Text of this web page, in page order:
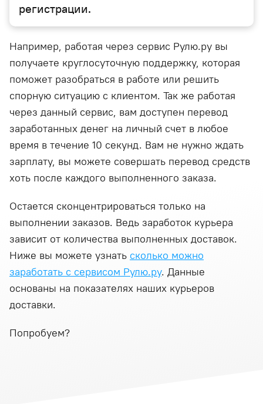
регистрации.
Например, работая через сервис Рулю.ру вы
получаете круглосуточную поддержку, которая
поможет разобраться в работе или решить
спорную ситуацию с клиентом. Так же работая
через данный сервис, вам доступен перевод
заработанных денег на личный счет в любое
время в течение 10 секунд. Вам не нужно ждать
зарплату, вы можете совершать перевод средств
хоть после каждого выполненного заказа.
Остается сконцентрироваться только на
выполнении заказов. Ведь заработок курьера
зависит от количества выполненных доставок.
Ниже вы можете узнать сколько можно
заработать с сервисом Рулю.ру. Данные
основаны на показателях наших курьеров
доставки.
Попробуем?